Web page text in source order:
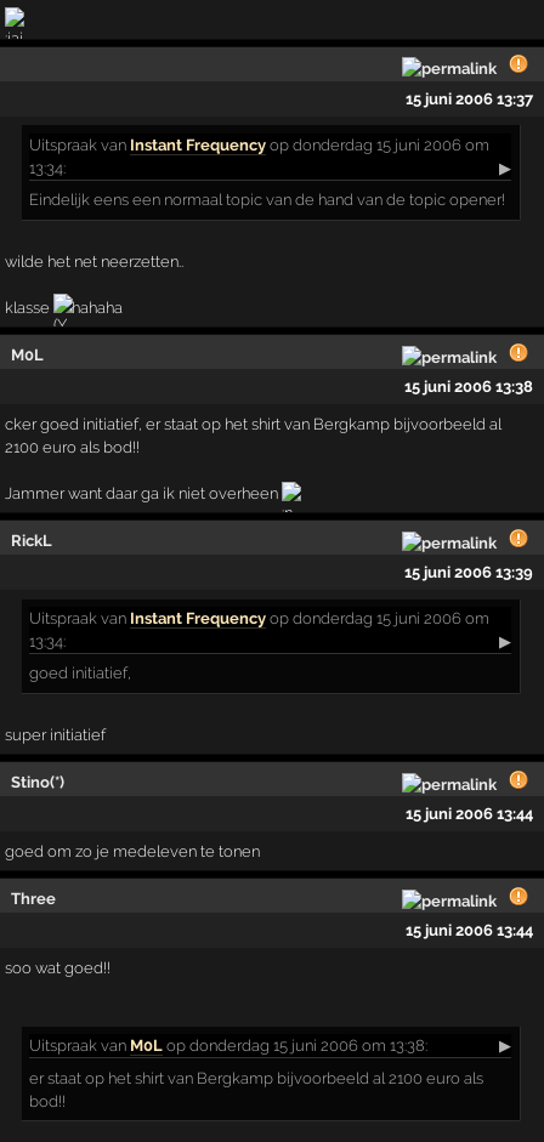
15 juni 2006 13:37
Uitspraak van Instant Frequency op donderdag 15 juni 2006 om
13:34:
▶
Eindelijk eens een normaal topic van de hand van de topic opener!
wilde het net neerzetten..
klasse hahaha
M0L
15 juni 2006 13:38
cker goed initiatief, er staat op het shirt van Bergkamp bijvoorbeeld al
2100 euro als bod!!
Jammer want daar ga ik niet overheen
RickL
15 juni 2006 13:39
Uitspraak van Instant Frequency op donderdag 15 juni 2006 om
13:34:
▶
goed initiatief,
super initiatief
Stino(*)
15 juni 2006 13:44
goed om zo je medeleven te tonen
Three
15 juni 2006 13:44
soo wat goed!!
Uitspraak van M0L op donderdag 15 juni 2006 om 13:38:
▶
er staat op het shirt van Bergkamp bijvoorbeeld al 2100 euro als
bod!!